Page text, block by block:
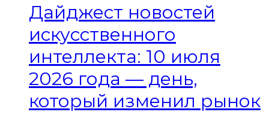
Дайджест новостей
искусственного
интеллекта: 10 июля
2026 года — день,
который изменил рынок